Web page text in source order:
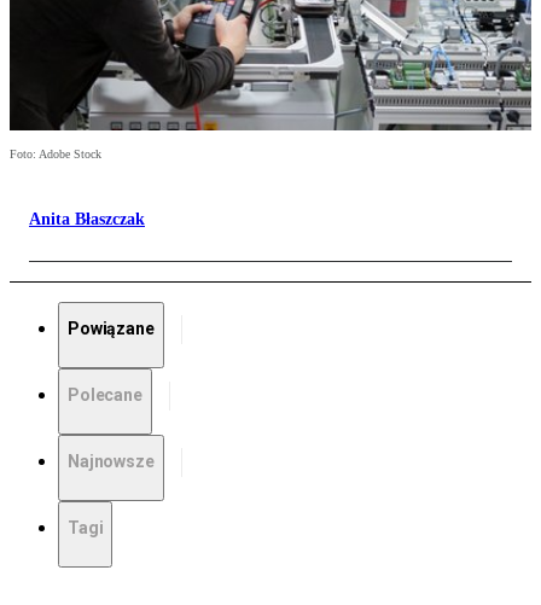
Foto: Adobe Stock
Anita Błaszczak
Powiązane
Polecane
Najnowsze
Tagi